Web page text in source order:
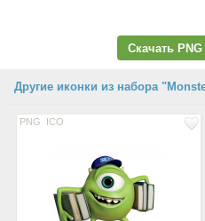
Скачать PNG
Другие иконки из набора
PNG ICO